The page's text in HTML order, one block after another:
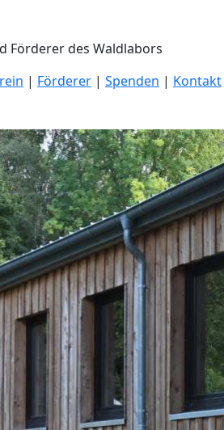
Förderer des Waldlabors
| Förderer | Spenden | Kontakt